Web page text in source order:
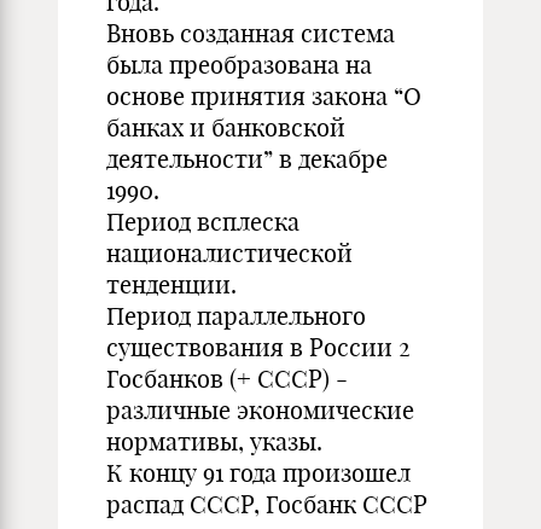
Вновь созданная система
была преобразована на
основе принятия закона “О
банках и банковской
деятельности” в декабре
1990.
Период всплеска
националистической
тенденции.
Период параллельного
существования в России 2
Госбанков (+ СССР) -
различные экономические
нормативы, указы.
К концу 91 года произошел
распад СССР, Госбанк СССР